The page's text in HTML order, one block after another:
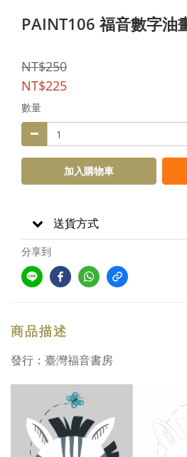
PAINT106 福音數字油
NT$250
NT$225
數量
加入購物車
送貨方式
分享到
商品描述
發行：臺灣福音書房